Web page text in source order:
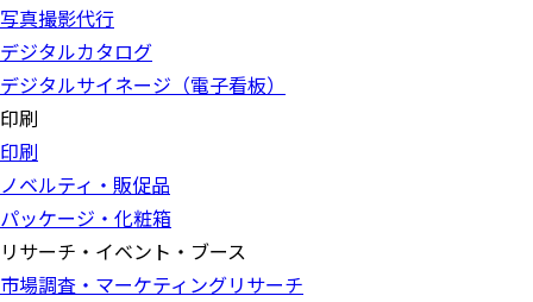
写真撮影代行
デジタルカタログ
デジタルサイネージ（電子看板）
印刷
印刷
ノベルティ・販促品
パッケージ・化粧箱
リサーチ・イベント・ブース
市場調査・マーケティングリサーチ